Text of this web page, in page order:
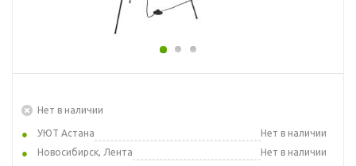
Нет в наличии
УЮТ Астана
Нет в наличии
Новосибирск, Лента
Нет в наличии